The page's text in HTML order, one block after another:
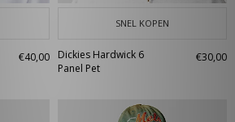
€40,00
SNEL KOPEN
Dickies Hardwick 6
Panel Pet
€30,00